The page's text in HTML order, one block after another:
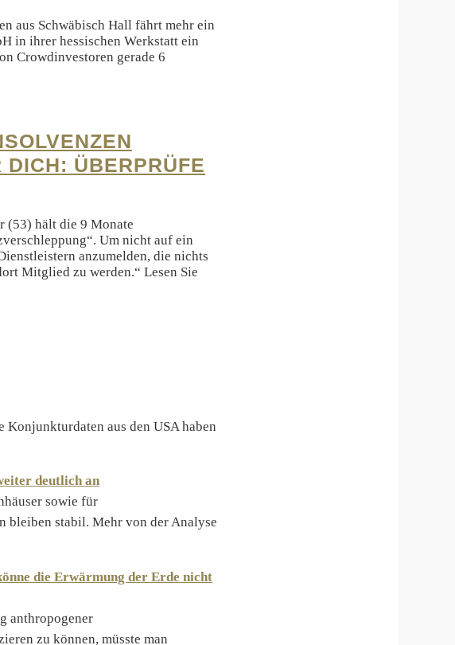
aus Schwäbisch Hall fährt mehr ein
in ihrer hessischen Werkstatt ein
Crowdinvestoren gerade 6
DICH: ÜBERPRÜFE
(53) hält die 9 Monate
Um nicht auf ein
anzumelden, die nichts
Mitglied zu werden.“ Lesen Sie
aus den USA haben
deutlich an
sowie für
bleiben stabil. Mehr von der Analyse
die Erwärmung der Erde nicht
anthropogener
zu können, müsste man